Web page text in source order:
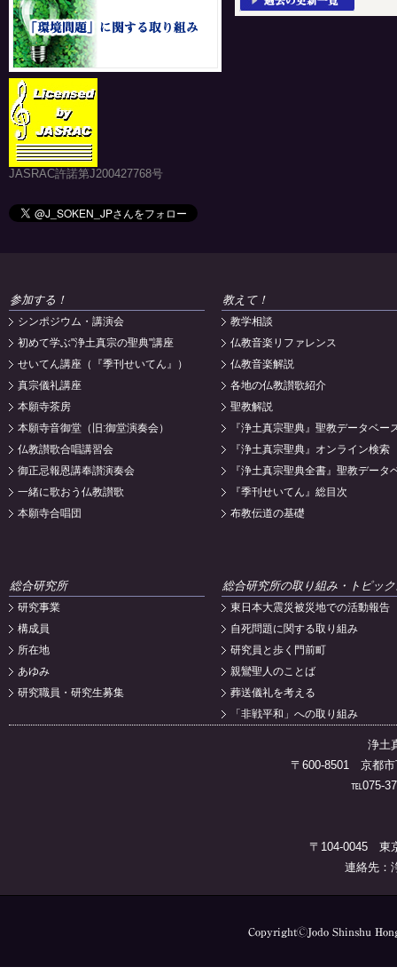
JASRAC許諾第J200427768号
参加する！
シンポジウム・講演会
初めて学ぶ"浄土真宗の聖典"講座
せいてん講座（『季刊せいてん』）
真宗儀礼講座
本願寺茶房
本願寺音御堂（旧:御堂演奏会）
仏教讃歌合唱講習会
御正忌報恩講奉讃演奏会
一緒に歌おう仏教讃歌
本願寺合唱団
教えて！
教学相談
仏教音楽リファレンス
仏教音楽解説
各地の仏教讃歌紹介
聖教解説
『浄土真宗聖典』聖教データベー
『浄土真宗聖典』オンライン検索
『浄土真宗聖典全書』聖教データ
『季刊せいてん』総目次
布教伝道の基礎
総合研究所
研究事業
構成員
所在地
あゆみ
研究職員・研究生募集
総合研究所の取り組み・トピッ
東日本大震災被災地での活動報告
自死問題に関する取り組み
研究員と歩く門前町
親鸞聖人のことば
葬送儀礼を考える
「非戦平和」への取り組み
浄土
〒600-8501 京都市
℡075-
〒104-0045 東
連絡先：